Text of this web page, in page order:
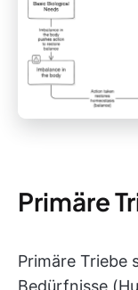
Primäre
Primäre Triebe
Bedürfnisse